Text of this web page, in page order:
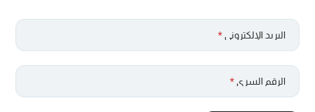
البريد الإلكتروني *
الرقم السري *